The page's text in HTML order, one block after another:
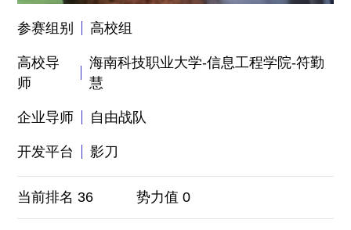
参赛组别 高校组
高校导
师
海南科技职业大学-信息工程学院-符勤
慧
企业导师 自由战队
开发平台 影刀
当前排名 36 势力值 0